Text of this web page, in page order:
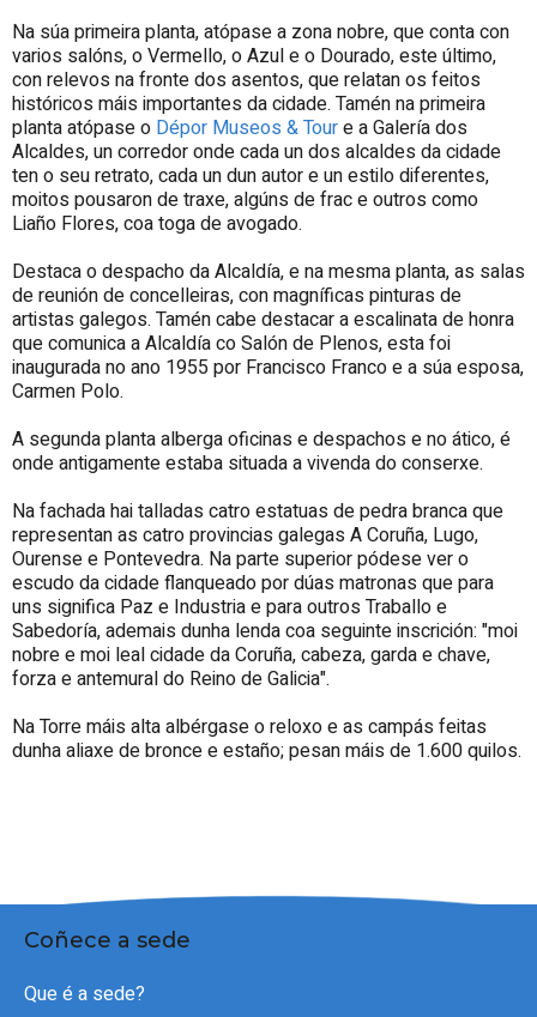
Na súa primeira planta, atópase a zona nobre, que conta con
varios salóns, o Vermello, o Azul e o Dourado, este último,
con relevos na fronte dos asentos, que relatan os feitos
históricos máis importantes da cidade. Tamén na primeira
planta atópase o Dépor Museos & Toure a Galería dos
Alcaldes, un corredor onde cada un dos alcaldes da cidade
ten o seu retrato, cada un dun autor e un estilo diferentes,
moitos pousaron de traxe, algúns de frac e outros como
Liaño Flores, coa toga de avogado.
Destaca o despacho da Alcaldía, e na mesma planta, as salas
de reunión de concelleiras, con magníficas pinturas de
artistas galegos. Tamén cabe destacar a escalinata de honra
que comunica a Alcaldía co Salón de Plenos, esta foi
inaugurada no ano 1955 por Francisco Franco e a súa esposa,
Carmen Polo.
A segunda planta alberga oficinas e despachos e no ático, é
onde antigamente estaba situada a vivenda do conserxe.
Na fachada hai talladas catro estatuas de pedra branca que
representan as catro provincias galegas A Coruña, Lugo,
Ourense e Pontevedra. Na parte superior pódese ver o
escudo da cidade flanqueado por dúas matronas que para
uns significa Paz e Industria e para outros Traballo e
Sabedoría, ademais dunha lenda coa seguinte inscrición: "moi
nobre e moi leal cidade da Coruña, cabeza, garda e chave,
forza e antemural do Reino de Galicia".
Na Torre máis alta albérgase o reloxo e as campás feitas
dunha aliaxe de bronce e estaño; pesan máis de 1.600 quilos.
Coñece a sede
Que é a sede?